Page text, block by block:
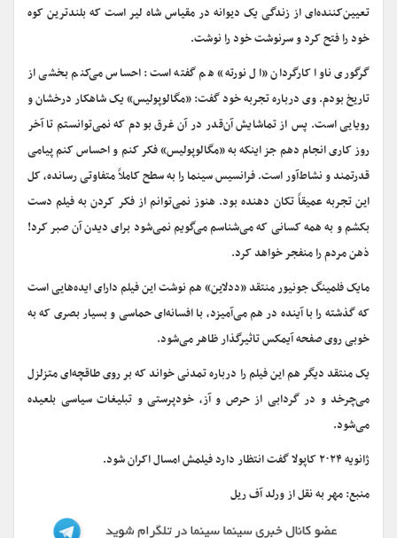
تعیین‌کننده‌ای از زندگی یک دیوانه در مقیاس شاه لیر است که بلندترین کوه
خود را فتح کرد و سرنوشت خود را نوشت.
گرگوری ناوا کارگردان «ال نورته» هم گفته است: احساس می‌کنم بخشی از
تاریخ بودم. وی درباره تجربه خود گفت: «مگالوپولیس» یک شاهکار درخشان و
رویایی است. پس از تماشایش آن‌قدر در آن غرق بودم که نمی‌توانستم تا آخر
روز کاری انجام دهم جز اینکه به «مگالوپولیس» فکر کنم و احساس کنم پیامی
قدرتمند و نشاط‌آور است. فرانسیس سینما را به سطح کاملاً متفاوتی رسانده، کل
این تجربه عمیقاً تکان دهنده بود. هنوز نمی‌توانم از فکر کردن به فیلم دست
بکشم و به همه کسانی که می‌شناسم می‌گویم نمی‌شود برای دیدن آن صبر کرد!
ذهن مردم را منفجر خواهد کرد.
مایک فلمینگ جونیور منتقد «ددلاین» هم نوشت این فیلم دارای ایده‌هایی است
که گذشته را با آینده در هم می‌آمیزد، با افسانه‌ای حماسی و بسیار بصری که به
خوبی روی صفحه آیمکس تاثیرگذار ظاهر می‌شود.
یک منتقد دیگر هم این فیلم را درباره تمدنی خواند که بر روی طاقچه‌ای متزلزل
می‌چرخد و در گردابی از حرص و آز، خودپرستی و تبلیغات سیاسی ‌بلعیده
می‌شود.
ژانویه ۲۰۲۴ کاپولا گفت انتظار دارد فیلمش امسال اکران شود.
منبع: مهر به نقل از ورلد آف ریل